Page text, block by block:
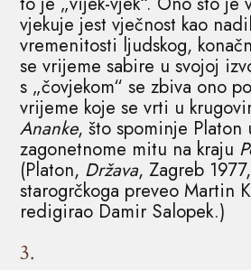
vjekuje jest vječnost kao
vremenitosti ljudskog,
se vrijeme sabire u svojoj
s „čovjekom“ se zbiva ono
vrijeme koje se vrti u
Ananke, što spominje Platon
zagonetnome mitu na kraju
(Platon, Država, Zagreb
starogrčkoga preveo Martin
redigirao Damir Salopek.)
3.